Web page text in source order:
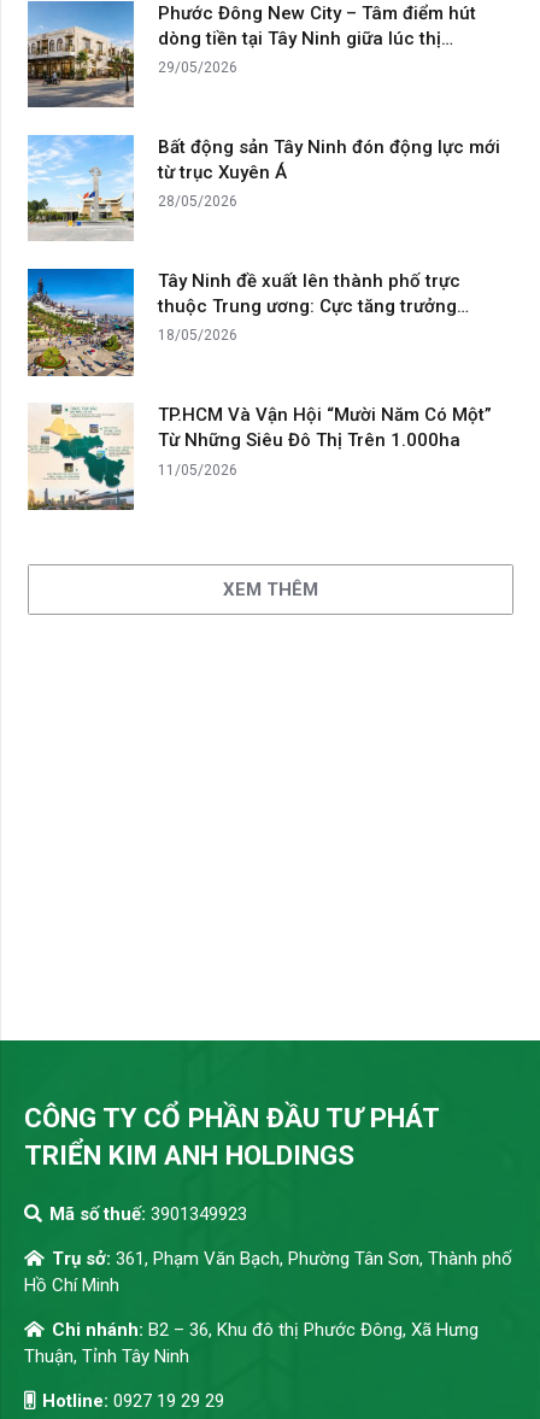
Phước Đông New City – Tâm điểm hút
dòng tiền tại Tây Ninh giữa lúc thị…
29/05/2026
Bất động sản Tây Ninh đón động lực mới
từ trục Xuyên Á
28/05/2026
Tây Ninh đề xuất lên thành phố trực
thuộc Trung ương: Cực tăng trưởng…
18/05/2026
TP.HCM Và Vận Hội “Mười Năm Có Một”
Từ Những Siêu Đô Thị Trên 1.000ha
11/05/2026
XEM THÊM
CÔNG TY CỔ PHẦN ĐẦU TƯ PHÁT
TRIỂN KIM ANH HOLDINGS
Mã số thuế: 3901349923
Trụ sở: 361, Phạm Văn Bạch, Phường Tân Sơn, Thành phố
Hồ Chí Minh
Chi nhánh: B2 – 36, Khu đô thị Phước Đông, Xã Hưng
Thuận, Tỉnh Tây Ninh
Hotline: 0927 19 29 29